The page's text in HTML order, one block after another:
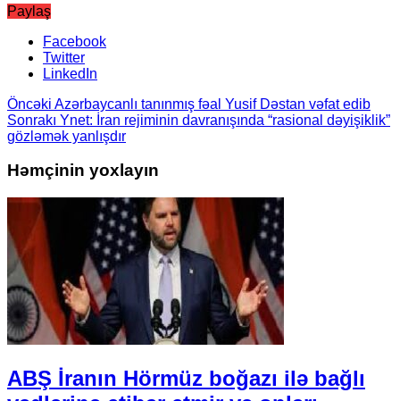
Paylaş
Facebook
Twitter
LinkedIn
Öncəki Azərbaycanlı tanınmış fəal Yusif Dəstan vəfat edib
Sonrakı Ynet: İran rejiminin davranışında “rasional dəyişiklik”
gözləmək yanlışdır
Həmçinin yoxlayın
ABŞ İranın Hörmüz boğazı ilə bağlı